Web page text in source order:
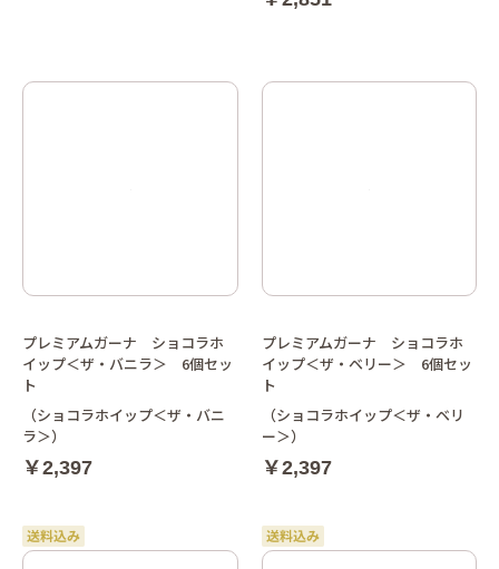
プレミアムガーナ ショコラホ
イップ＜ザ・バニラ＞ 6個セッ
ト
（ショコラホイップ＜ザ・バニ
ラ＞）
￥2,397
プレミアムガーナ ショコラホ
イップ＜ザ・ベリー＞ 6個セッ
ト
（ショコラホイップ＜ザ・ベリ
ー＞）
￥2,397